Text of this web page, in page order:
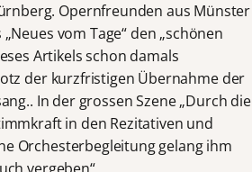
Opernfreunden aus Münster
vom Tage“ den „schönen
Artikels schon damals
der kurzfristigen Übernahme der
In der grossen Szene „Durch die
in den Rezitativen und
Orchesterbegleitung gelang ihm